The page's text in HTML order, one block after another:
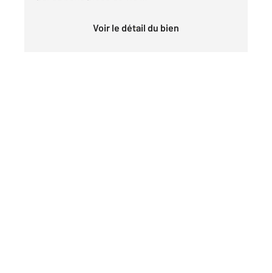
Voir le détail du bien